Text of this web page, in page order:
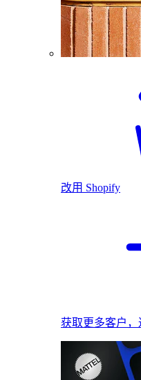
改用 Shopify
获取更多客户，